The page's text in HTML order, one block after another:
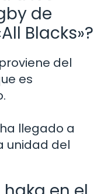
de
Blacks»?
del
es
llegado a
unidad del